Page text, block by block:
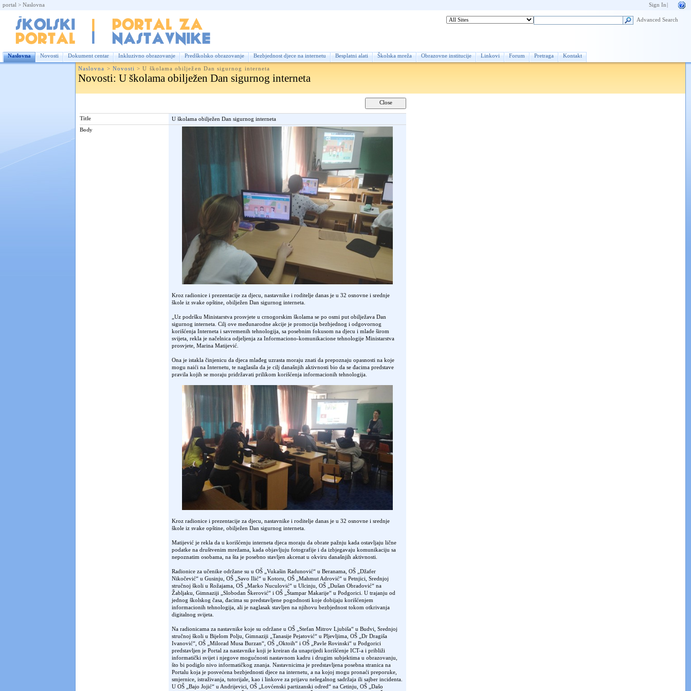
portal > Naslovna Sign In
Advanced Search
Naslovna Novosti Dokument centar Inkluzivno obrazovanje Predškolsko obrazovanje Bezbjednost djece na internetu Besplatni alati Školska mreža Obrazovne institucije Linkovi Forum Pretraga Kontakt
Naslovna > Novosti >U školama obilježen Dan sigurnog interneta
Novosti: U školama obilježen Dan sigurnog interneta
Title
U školama obilježen Dan sigurnog interneta
Body
Kroz radionice i prezentacije za djecu, nastavnike i roditelje danas je u 32 osnovne i srednje
škole iz svake opštine, obilježen Dan sigurnog interneta.
„Uz podršku Ministarstva prosvjete u crnogorskim školama se po osmi put obilježava Dan
sigurnog interneta. Cilj ove međunarodne akcije je promocija bezbjednog i odgovornog
korišćenja Interneta i savremenih tehnologija, sa posebnim fokusom na djecu i mlade širom
svijeta, rekla je načelnica odjeljenja za Informaciono-komunikacione tehnologije Ministarstva
prosvjete, Marina Matijević.
Ona je istakla činjenicu da djeca mlađeg uzrasta moraju znati da prepoznaju opasnosti na koje
mogu naići na Internetu, te naglasila da je cilj današnjih aktivnosti bio da se đacima predstave
pravila kojih se moraju pridržavati prilikom korišćenja informacionih tehnologija.
Kroz radionice i prezentacije za djecu, nastavnike i roditelje danas je u 32 osnovne i srednje
škole iz svake opštine, obilježen Dan sigurnog interneta.
Matijević je rekla da u korišćenju interneta djeca moraju da obrate pažnju kada ostavljaju lične
podatke na društvenim mrežama, kada objavljuju fotografije i da izbjegavaju komunikaciju sa
nepoznatim osobama, na šta je posebno stavljen akcenat u okviru današnjih aktivnosti.
Radionice za učenike održane su u OŠ „Vukašin Radunović“ u Beranama, OŠ „Džafer
Nikočević“ u Gusinju, OŠ „Savo Ilić“ u Kotoru, OŠ „Mahmut Adrović“ u Petnjici, Srednjoj
stručnoj školi u Rožajama, OŠ „Marko Nuculović“ u Ulcinju, OŠ „Dušan Obradović“ na
Žabljaku, Gimnaziji „Slobodan Škerović“ i OŠ „Štampar Makarije“ u Podgorici. U trajanju od
jednog školskog časa, đacima su predstavljene pogodnosti koje dobijaju korišćenjem
informacionih tehnologija, ali je naglasak stavljen na njihovu bezbjednost tokom otkrivanja
digitalnog svijeta.
Na radionicama za nastavnike koje su održane u OŠ „Stefan Mitrov Ljubiša“ u Budvi, Srednjoj
stručnoj školi u Bijelom Polju, Gimnaziji „Tanasije Pejatović“ u Pljevljima, OŠ „Dr Dragiša
Ivanović“, OŠ „Milorad Musa Burzan“, OŠ „Oktoih“ i OŠ „Pavle Rovinski“ u Podgorici
predstavljen je Portal za nastavnike koji je kreiran da unaprijedi korišćenje ICT-a i približi
informatički svijet i njegove mogućnosti nastavnom kadru i drugim subjektima u obrazovanju,
što bi podiglo nivo informatičkog znanja. Nastavnicima je predstavljena posebna stranica na
Portalu koja je posvećena bezbjednosti djece na internetu, a na kojoj mogu pronaći preporuke,
smjernice, istraživanja, tutorijale, kao i linkove za prijavu nelegalnog sadržaja ili sajber incidenta.
U OŠ „Bajo Jojić“ u Andrijevici, OŠ „Lovćenski partizanski odred“ na Cetinju, OŠ „Dašo